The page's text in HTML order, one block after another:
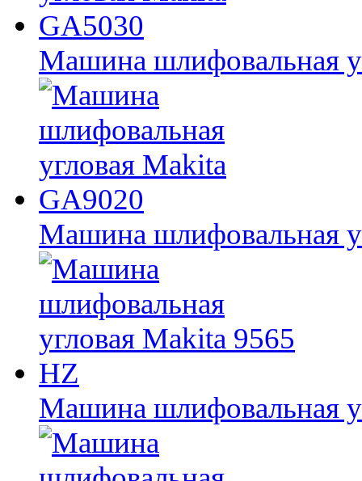
Машина шлифовальная
Машина шлифовальная
Машина шлифовальная